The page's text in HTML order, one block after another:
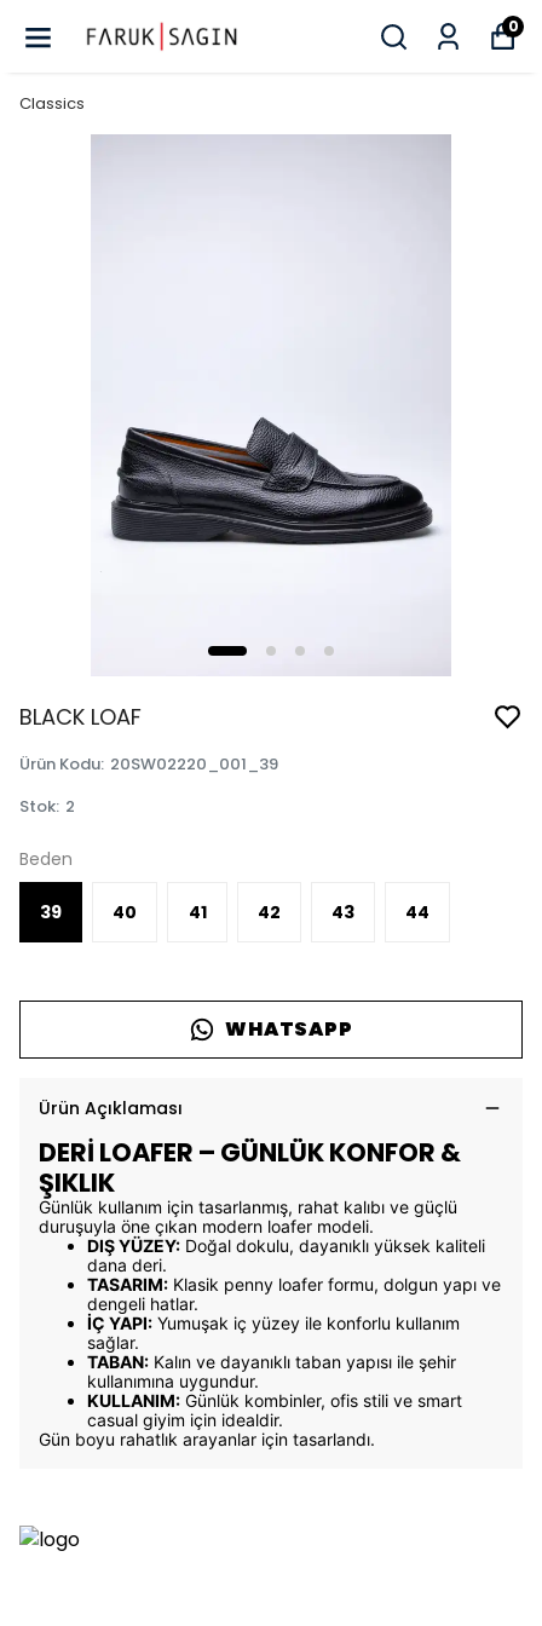
0
Classics
BLACK LOAF
Ürün Kodu: 20SW02220_001_39
Stok: 2
Beden
39 40 41 42 43 44
WHATSAPP
Ürün Açıklaması
DERİ LOAFER – GÜNLÜK KONFOR &
ŞIKLIK
Günlük kullanım için tasarlanmış, rahat kalıbı ve güçlü
duruşuyla öne çıkan modern loafer modeli.
DIŞ YÜZEY: Doğal dokulu, dayanıklı yüksek kaliteli
dana deri.
TASARIM: Klasik penny loafer formu, dolgun yapı ve
dengeli hatlar.
İÇ YAPI: Yumuşak iç yüzey ile konforlu kullanım
sağlar.
TABAN: Kalın ve dayanıklı taban yapısı ile şehir
kullanımına uygundur.
KULLANIM: Günlük kombinler, ofis stili ve smart
casual giyim için idealdir.
Gün boyu rahatlık arayanlar için tasarlandı.